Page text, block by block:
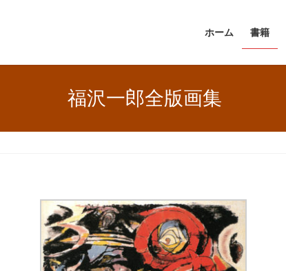
ホーム 書籍
福沢一郎全版画集